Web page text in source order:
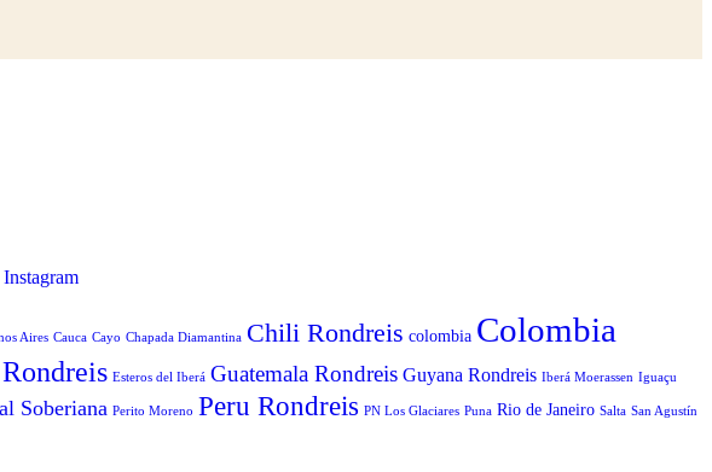
Aires Cauca Cayo Chapada Diamantina Chili Rondreis colombia Colombia
Esteros del Iberá Guatemala Rondreis Guyana Rondreis Iberá Moerassen Iguaçu
Soberiana Perito Moreno Peru Rondreis PN Los Glaciares Puna Rio de Janeiro Salta San Agustín